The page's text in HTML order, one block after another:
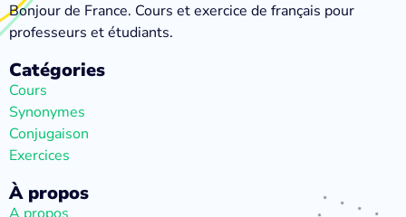
Bonjour de France. Cours et exercice de français pour
professeurs et étudiants.
Catégories
Cours
Synonymes
Conjugaison
Exercices
À propos